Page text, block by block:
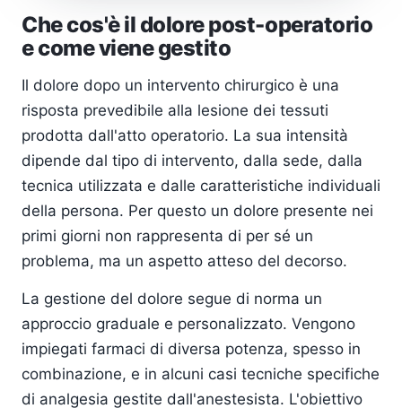
Che cos'è il dolore post-operatorio
e come viene gestito
Il dolore dopo un intervento chirurgico è una
risposta prevedibile alla lesione dei tessuti
prodotta dall'atto operatorio. La sua intensità
dipende dal tipo di intervento, dalla sede, dalla
tecnica utilizzata e dalle caratteristiche individuali
della persona. Per questo un dolore presente nei
primi giorni non rappresenta di per sé un
problema, ma un aspetto atteso del decorso.
La gestione del dolore segue di norma un
approccio graduale e personalizzato. Vengono
impiegati farmaci di diversa potenza, spesso in
combinazione, e in alcuni casi tecniche specifiche
di analgesia gestite dall'anestesista. L'obiettivo